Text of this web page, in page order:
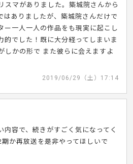
スマがありました。築城院さんから
はありましたが、築城院さんだけで
ー一人一人の作品をも現実に起こし
的でした！既に大分経ってしまいま
しかの形で また彼らに会えますよ
2019/06/29（土）17:14
内容で、続きがすごく気になってく
か再放送を是非やってほしいで